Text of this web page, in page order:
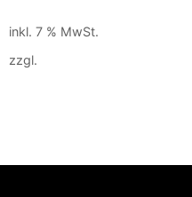
inkl. 7 % MwSt.
zzgl.